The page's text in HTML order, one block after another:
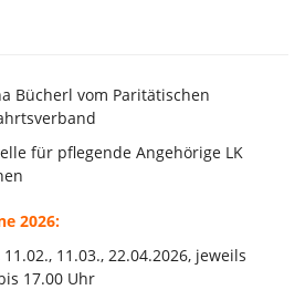
Bücherl vom Paritätischen
für pflegende Angehörige LK
2026:
11.02., 11.03., 22.04.2026, jeweils
17.00 Uhr